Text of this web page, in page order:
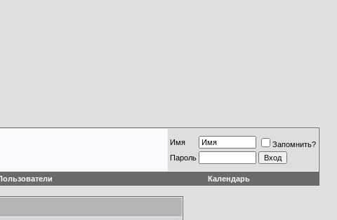
Имя
Запомнить?
Пароль
Календарь